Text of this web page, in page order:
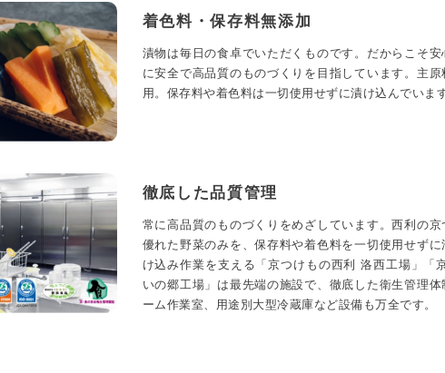
着色料・保存料無添加
漬物は毎日の食卓でいただくものです。だからこそ
に安全で高品質のものづくりを目指しています。主
用。保存料や着色料は一切使用せずに漬け込んでいます
徹底した品質管理
常に高品質のものづくりをめざしています。西利の
優れた野菜のみを、保存料や着色料を一切使用せず
け込み作業を支える「京つけもの西利 洛西工場」「
いの郷工場」は最先端の施設で、徹底した衛生管理
ーム作業室、用途別大型冷蔵庫など設備も万全です。